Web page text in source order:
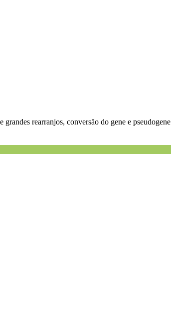
rearranjos, conversão do gene e pseudogene